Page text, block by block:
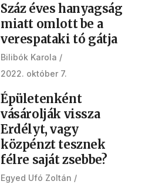
Száz éves hanyagság
miatt omlott be a
verespataki tó gátja
Bilibók Karola
2022. október 7.
Épületenként
vásárolják vissza
Erdélyt, vagy
közpénzt tesznek
félre saját zsebbe?
Egyed Ufó Zoltán